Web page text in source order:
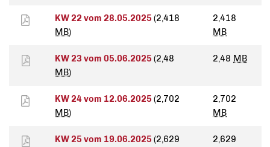
KW 22 vom 28.05.2025 (2,418
MB)
2,418
MB
KW 23 vom 05.06.2025 (2,48
MB)
2,48 MB
KW 24 vom 12.06.2025 (2,702
MB)
2,702
MB
KW 25 vom 19.06.2025 (2,629
2,629